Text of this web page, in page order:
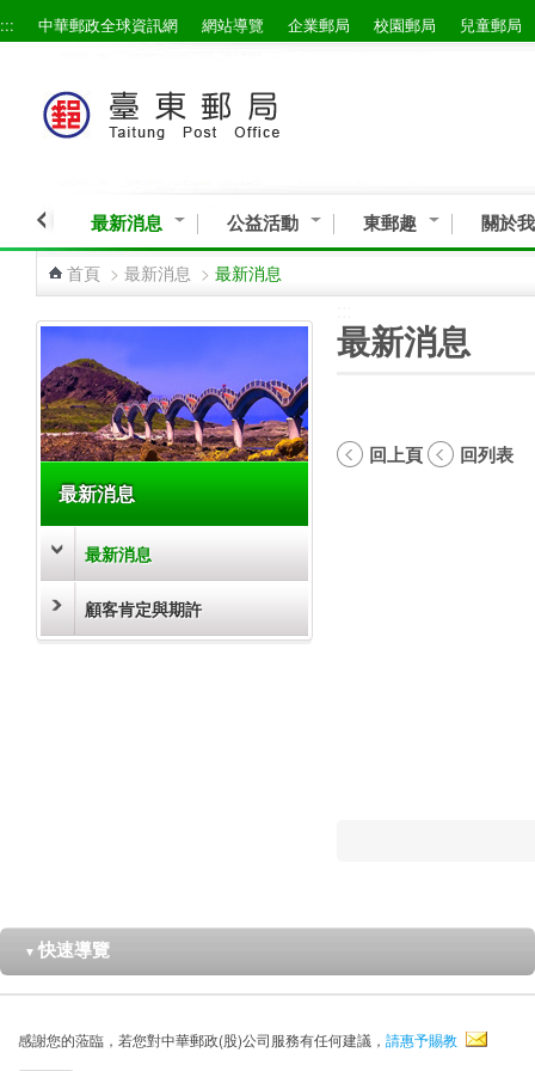
跳到主要內容區塊
::: 中華郵政全球資訊網 網站導覽 企業郵局 校園郵局 兒童郵局
最新消息 公益活動 東郵趣 關於
首頁 > 最新消息 > 最新消息
最新消息
最新消息
顧客肯定與期許
最新消息
回上頁 回列表
▼ 快速導覽
感謝您的蒞臨，若您對中華郵政(股)公司服務有任何建議， 請惠予賜教